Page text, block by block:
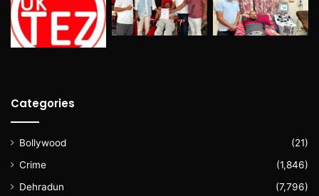
Categories
Bollywood
(21)
Crime
(1,846)
Dehradun
(7,796)